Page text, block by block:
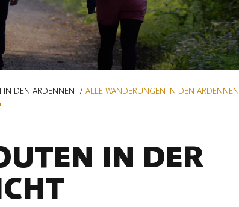
IN DEN ARDENNEN ALLE WANDERUNGEN IN DEN ARDENNEN
IN DER